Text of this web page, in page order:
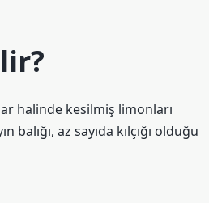
halinde kesilmiş limonları
balığı, az sayıda kılçığı olduğu